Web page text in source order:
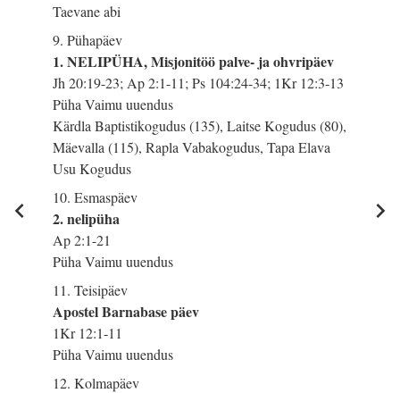
Taevane abi
9. Pühapäev
1. NELIPÜHA, Misjonitöö palve- ja ohvripäev
Jh 20:19-23; Ap 2:1-11; Ps 104:24-34; 1Kr 12:3-13
Püha Vaimu uuendus
Kärdla Baptistikogudus (135), Laitse Kogudus (80),
Mäevalla (115), Rapla Vabakogudus, Tapa Elava
Usu Kogudus
10. Esmaspäev
2. nelipüha
Ap 2:1-21
Püha Vaimu uuendus
11. Teisipäev
Apostel Barnabase päev
1Kr 12:1-11
Püha Vaimu uuendus
12. Kolmapäev